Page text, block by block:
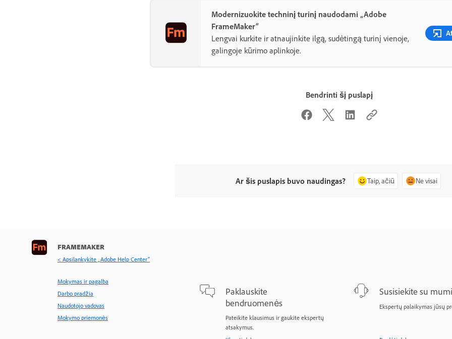
Modernizuokite techninį turinį naudodami „Adobe
FrameMaker“
Lengvai kurkite ir atnaujinkite ilgą, sudėtingą turinį vienoje,
galingoje kūrimo aplinkoje.
Bendrinti šį puslapį
Ar šis puslapis buvo naudingas? Taip, ačiū Ne visai
FRAMEMAKER
< Apsilankykite „Adobe Help Center“
Mokymas ir pagalba
Darbo pradžia
Naudotojo vadovas
Mokymo priemonės
Paklauskite
bendruomenės
Pateikite klausimus ir gaukite ekspertų
atsakymus.
Susisiekite su
Ekspertų palaikymas jūsų